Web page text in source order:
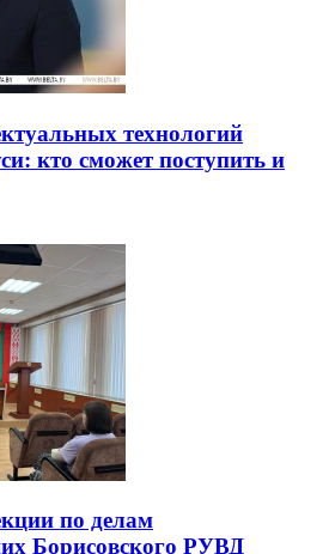
технологий
кто сможет поступить и
по делам
Борисовского РУВД